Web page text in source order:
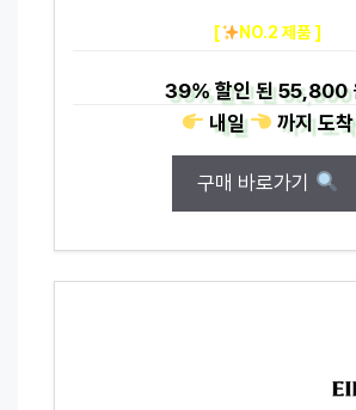
[ NO.2 제품 ]
39%할인 된55,800
내일
까지도착
구매 바로가기